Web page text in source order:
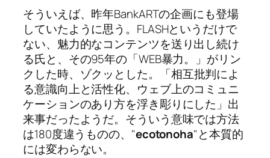
そういえば、昨年BankARTの企画にも登場
していたように思う。FLASHというだけで
ない、魅力的なコンテンツを送り出し続け
る氏と、その95年の「WEB暴力。」がリン
クした時、ゾクッとした。
相互批判によ
る意識向上と活性化、ウェブ上のコミュニ
ケーションのあり方を浮き彫りにした
出
来事だったようだ。そういう意味では方法
は180度違うものの、"ecotonoha"と本質的
には変わらない。